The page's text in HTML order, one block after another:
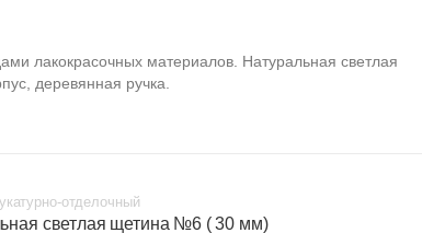
лакокрасочных материалов. Натуральная светлая
деревянная ручка.
отделочный
светлая щетина №6 ( 30 мм)